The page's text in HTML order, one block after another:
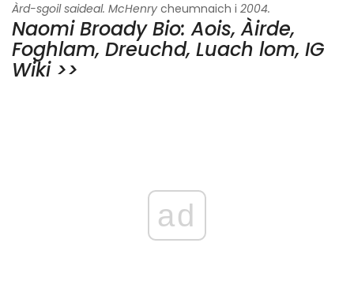
Àrd-sgoil saideal. McHenry cheumnaich i 2004.
Naomi Broady Bio: Aois, Àirde,
Foghlam, Dreuchd, Luach lom, IG
Wiki >>
ad